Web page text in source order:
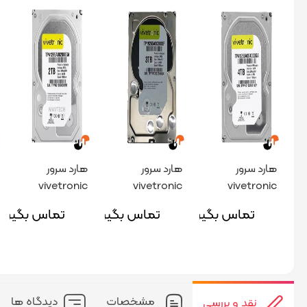
هارد سرور
vivetronic
تماس بگیرید
هارد سرور
vivetronic
تماس بگیرید
هارد سرور
vivetronic
تماس بگیرید
مشخصات دیدگاه ها